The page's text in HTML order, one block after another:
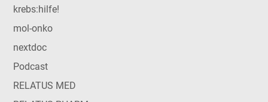
krebs:hilfe!
mol-onko
nextdoc
Podcast
RELATUS MED